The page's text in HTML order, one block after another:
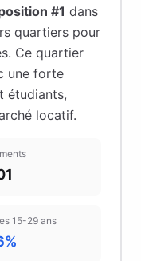
#1 dans
quartiers pour
. Ce quartier
une forte
étudiants,
locatif.
15-29 ans